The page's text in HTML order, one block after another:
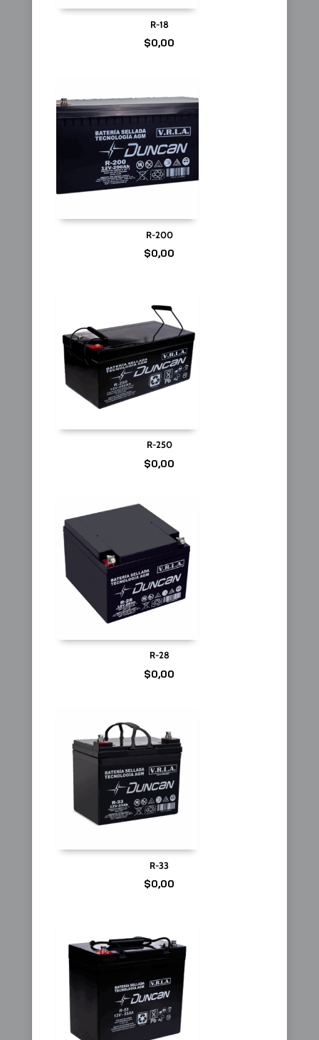
R-18
$0,00
R-200
$0,00
R-250
$0,00
R-28
$0,00
R-33
$0,00